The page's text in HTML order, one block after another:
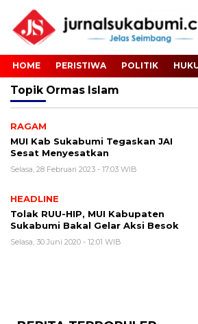
HOME PERISTIWA POLITIK
Topik Ormas Islam
RAGAM
MUI Kab Sukabumi Tegaskan JAI
Sesat Menyesatkan
Selasa, 28 Februari 2023 - 17:03 WIB
HEADLINE
Tolak RUU-HIP, MUI Kabupaten
Sukabumi Bakal Gelar Aksi Besok
Selasa, 30 Juni 2020 - 12:01 WIB